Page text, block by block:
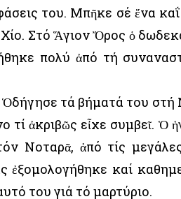
του. Μπῆκε σέ ἕνα
Στό Ἅγιον Ὄρος ὁ
πολύ ἀπό τή
Ὁδήγησε τά βήματά του
τί ἀκριβῶς εἶχε συμβεῖ. Ὁ
Νοταρᾶ, ἀπό τίς
ἐξομολογήθηκε καί
του γιά τό μαρτύριο.